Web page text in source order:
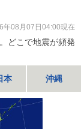
年08月07日04:00現在
どこで地震が頻発
本 沖縄